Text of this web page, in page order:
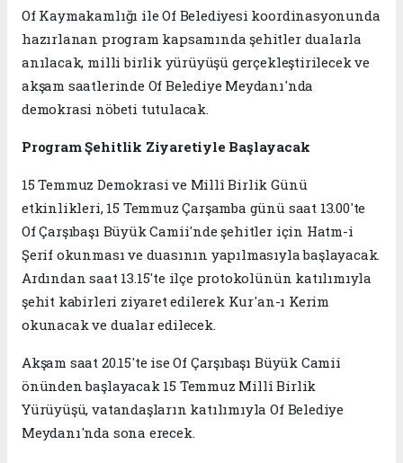
Of Kaymakamlığı ile Of Belediyesi koordinasyonunda
hazırlanan program kapsamında şehitler dualarla
anılacak, milli birlik yürüyüşü gerçekleştirilecek ve
akşam saatlerinde Of Belediye Meydanı'nda
demokrasi nöbeti tutulacak.
Program Şehitlik Ziyaretiyle Başlayacak
15 Temmuz Demokrasi ve Millî Birlik Günü
etkinlikleri, 15 Temmuz Çarşamba günü saat 13.00'te
Of Çarşıbaşı Büyük Camii'nde şehitler için Hatm-i
Şerif okunması ve duasının yapılmasıyla başlayacak.
Ardından saat 13.15'te ilçe protokolünün katılımıyla
şehit kabirleri ziyaret edilerek Kur'an-ı Kerim
okunacak ve dualar edilecek.
Akşam saat 20.15'te ise Of Çarşıbaşı Büyük Camii
önünden başlayacak 15 Temmuz Millî Birlik
Yürüyüşü, vatandaşların katılımıyla Of Belediye
Meydanı'nda sona erecek.